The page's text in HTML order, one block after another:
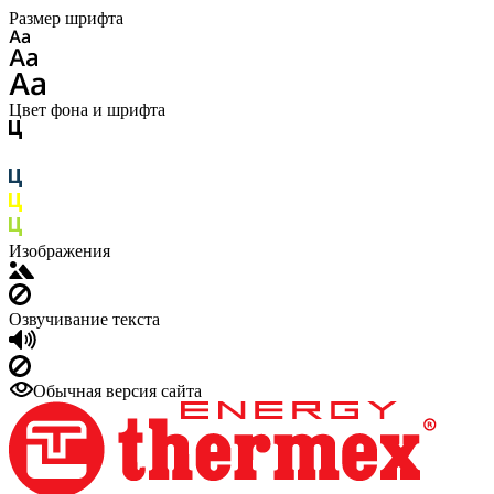
Размер шрифта
Цвет фона и шрифта
Изображения
Озвучивание текста
Обычная версия сайта